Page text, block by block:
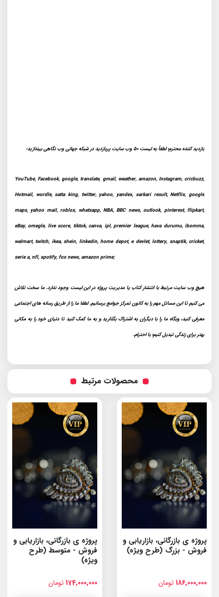
بازدید کننده محترم؛ لطفاً به لیست 50 وب سایت پربازدید در شبکه جهانی وب نگاهی بیندازید:
YouTube, Facebook, google, translate, gmail, weather, amazon, Instagram, cricbuzz,
Hotmail, wordle, satta king, twitter, yahoo, yandex, sarkari result, Netflix, google
maps, yahoo mail, roblox, whatsapp, NBA, BBC news, outlook, pinterest, flipkart,
eBay, omegle, live score, tiktok, canva, ipl, premier league, hava durumu, ibomma,
walmart, twitch, ikea, shein, linkedin, home depot, e devlet, lottery, snaptik, cricket,
serie a, nfl, spotify, fox news, amazon prime;
هیچ وب سایت مرتبط با انتشار کتاب یا مدیریت پروژه در این لیست وجود ندارد. ما سخت تلاش
می کنیم تا این مسائل مهم را به کانون تمرکز جوامع برسانیم. لطفا ما را از طریق رسانه های اجتماعی
معرفی کنید، وبگاه ما را با دیگران به اشتراک بگذارید و به ما کمک کنید تا دنیای خود را به مکانی
بهتر برای زندگی تبدیل کنیم؛ با احترام.
محصولات مرتبط
پروژه ی بازرگانی، بازاریابی و
فروش - بزرگ (طرح ویژه)
186,000,000 تومان
پروژه ی بازرگانی، بازاریابی و
فروش - متوسط (طرح
ویژه)
174,000,000 تومان